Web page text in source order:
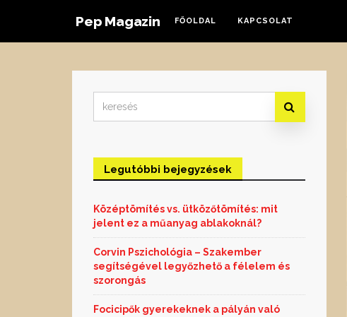
Pep Magazin FŐOLDAL KAPCSOLAT
for:
Legutóbbi bejegyzések
Középtömítés vs. ütközőtömítés: mit
jelent ez a műanyag ablakoknál?
Corvin Pszichológia – Szakember
segítségével legyőzhető a félelem és
szorongás
Focicipők gyerekeknek a pályán való